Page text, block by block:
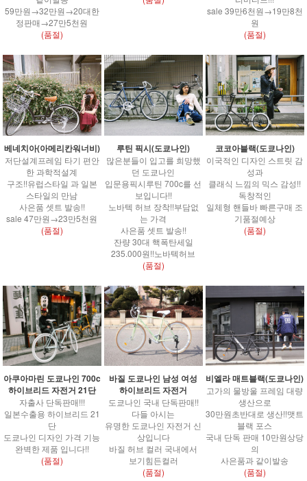
59만원→32만원→20대한
정판매→27만5천원
(품절)
sale 39만6천원→19만8천
원
(품절)
베네치아(아메리칸워너비)
저단설계프레임 타기 편안
한 과학적설계
구조!!유럽스타일 과 일본
스타일의 만남
사은품 셋트 발송!!
sale 47만원→23만5천원
(품절)
루틴 픽시(도쿄나인)
많은분들이 입고를 희망했
던 도쿄나인
입문용픽시루틴 700c를 선
보입니다!!
노바텍 허브 장착!!부담없
는 가격
사은품 셋트 발송!!
잔량 30대 핵폭탄세일
235.000원!!노바텍허브
(품절)
코코아블랙(도쿄나인)
이국적인 디자인 스트릿 감
성과
클래식 느낌의 믹스 감성!!
독창적인
일체형 핸들바 빠른구매 조
기품절예상
(품절)
아쿠아마린 도쿄나인 700c
하이브리드 자전거 21단
자출사 단독판매!!!
일본수출용 하이브리드 21
단
도쿄나인 디자인 가격 기능
완벽한 제품 입니다!!
(품절)
바질 도쿄나인 남성 여성
하이브리드 자전거
도쿄나인 국내 단독판매!!
다들 아시는
유명한 도쿄나인 자전거 신
상입니다
바질 허브 컬러 국내에서
보기힘든컬러
(품절)
비엘라 매트블랙(도쿄나인)
고가의 물방울 프레임 대량
생산으로
30만원초반대로 생산!!맷트
블랙 포스
국내 단독 판매 10만원상당
의
사은품과 같이발송
(품절)